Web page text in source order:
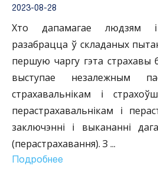
2023-08-28
Хто дапамагае людзям і
разабрацца ў складаных
першую чаргу гэта страхавы
выступае незалежным
страхавальнікам і
перастрахавальнікам і
заключэнні і выкананні
(перастрахавання). З ...
Подробнее